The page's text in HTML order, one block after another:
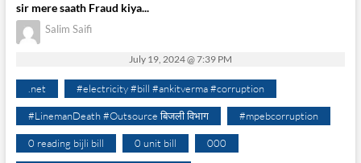
sir mere saath Fraud kiya...
Salim Saifi
July 19, 2024 @ 7:39 PM
.net #electricity #bill #ankitverma #corruption
#LinemanDeath #Outsource बिजली विभाग #mpebcorruption
0 reading bijli bill 0 unit bill 000